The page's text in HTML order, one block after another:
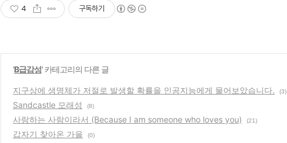
4 구독하기
'B급감성' 카테고리의 다른 글
지구상에 생명체가 저절로 발생할 확률을 인공지능에게 물어보았습니다. (3)
Sandcastle 모래성 (8)
사랑하는 사람이라서 (Because I am someone who loves you) (21)
갑자기 찾아온 가을 (0)